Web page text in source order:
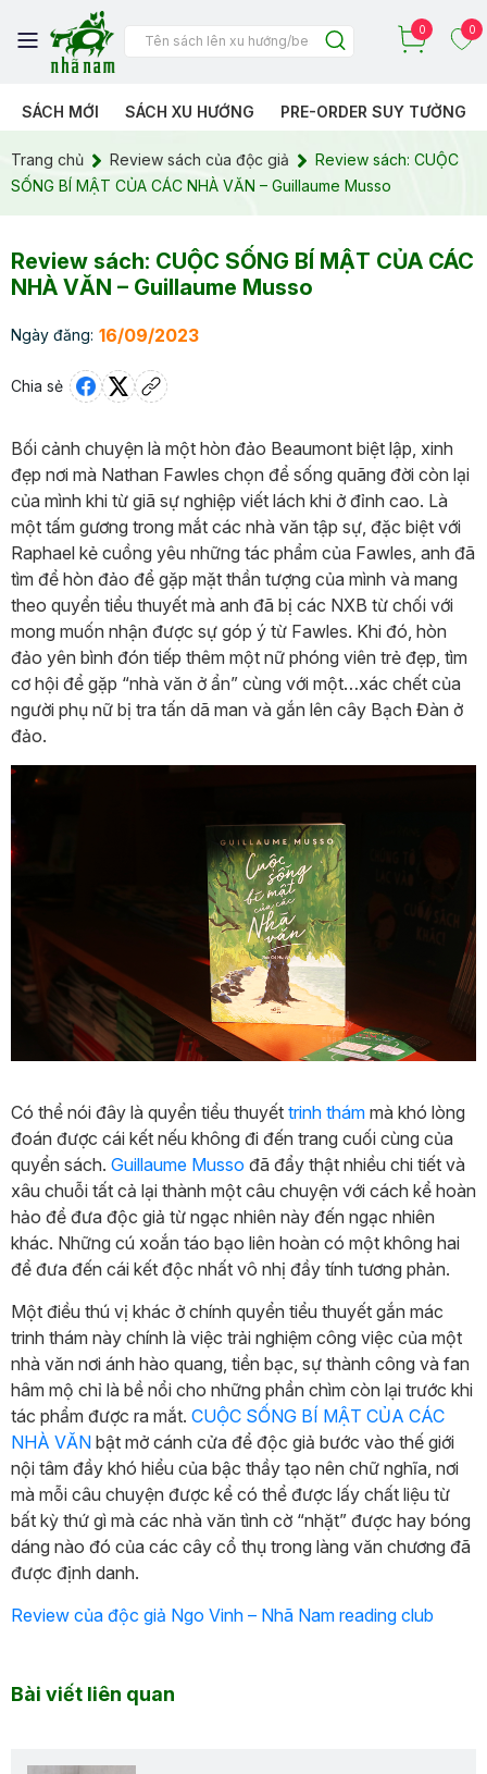
0 0
SÁCH MỚI SÁCH XU HƯỚNG PRE-ORDER SUY TƯỞNG
Trang chủ Review sách của độc giả
Review sách: CUỘC
SỐNG BÍ MẬT CỦA CÁC NHÀ VĂN – Guillaume Musso
Review sách: CUỘC SỐNG BÍ MẬT CỦA CÁC
NHÀ VĂN – Guillaume Musso
Ngày đăng: 16/09/2023
Chia sẻ
Bối cảnh chuyện là một hòn đảo Beaumont biệt lập, xinh
đẹp nơi mà Nathan Fawles chọn để sống quãng đời còn lại
của mình khi từ giã sự nghiệp viết lách khi ở đỉnh cao. Là
một tấm gương trong mắt các nhà văn tập sự, đặc biệt với
Raphael kẻ cuồng yêu những tác phẩm của Fawles, anh đã
tìm để hòn đảo để gặp mặt thần tượng của mình và mang
theo quyển tiểu thuyết mà anh đã bị các NXB từ chối với
mong muốn nhận được sự góp ý từ Fawles. Khi đó, hòn
đảo yên bình đón tiếp thêm một nữ phóng viên trẻ đẹp, tìm
cơ hội để gặp “nhà văn ở ẩn” cùng với một…xác chết của
người phụ nữ bị tra tấn dã man và gắn lên cây Bạch Đàn ở
đảo.
Có thể nói đây là quyển tiểu thuyết trinh thám mà khó lòng
đoán được cái kết nếu không đi đến trang cuối cùng của
quyển sách. Guillaume Musso đã đẩy thật nhiều chi tiết và
xâu chuỗi tất cả lại thành một câu chuyện với cách kể hoàn
hảo để đưa độc giả từ ngạc nhiên này đến ngạc nhiên
khác. Những cú xoắn táo bạo liên hoàn có một không hai
để đưa đến cái kết độc nhất vô nhị đầy tính tương phản.
Một điều thú vị khác ở chính quyển tiểu thuyết gắn mác
trinh thám này chính là việc trải nghiệm công việc của một
nhà văn nơi ánh hào quang, tiền bạc, sự thành công và fan
hâm mộ chỉ là bề nổi cho những phần chìm còn lại trước khi
tác phẩm được ra mắt. CUỘC SỐNG BÍ MẬT CỦA CÁC
NHÀ VĂN bật mở cánh cửa để độc giả bước vào thế giới
nội tâm đầy khó hiểu của bậc thầy tạo nên chữ nghĩa, nơi
mà mỗi câu chuyện được kể có thể được lấy chất liệu từ
bất kỳ thứ gì mà các nhà văn tình cờ “nhặt” được hay bóng
dáng nào đó của các cây cổ thụ trong làng văn chương đã
được định danh.
Review của độc giả Ngo Vinh – Nhã Nam reading club
Bài viết liên quan